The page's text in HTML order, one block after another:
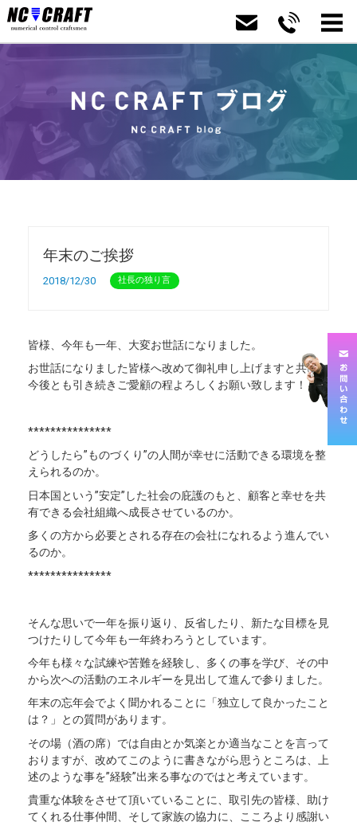
年末のご挨拶
2018/12/30 社長の独り言
皆様、今年も一年、大変お世話になりました。
お世話になりました皆様へ改めて御礼申し上げますと共に、
今後とも引き続きご愛顧の程よろしくお願い致します！
***************
どうしたら”ものづくり”の人間が幸せに活動できる環境を整
えられるのか。
日本国という”安定”した社会の庇護のもと、顧客と幸せを共
有できる会社組織へ成長させているのか。
多くの方から必要とされる存在の会社になれるよう進んでい
るのか。
***************
そんな思いで一年を振り返り、反省したり、新たな目標を見
つけたりして今年も一年終わろうとしています。
今年も様々な試練や苦難を経験し、多くの事を学び、その中
から次への活動のエネルギーを見出して進んで参りました。
年末の忘年会でよく聞かれることに「独立して良かったこと
は？」との質問があります。
その場（酒の席）では自由とか気楽とか適当なことを言って
おりますが、改めてこのように書きながら思うところは、上
述のような事を”経験”出来る事なのではと考えています。
貴重な体験をさせて頂いていることに、取引先の皆様、助け
てくれる仕事仲間、そして家族の協力に、こころより感謝い